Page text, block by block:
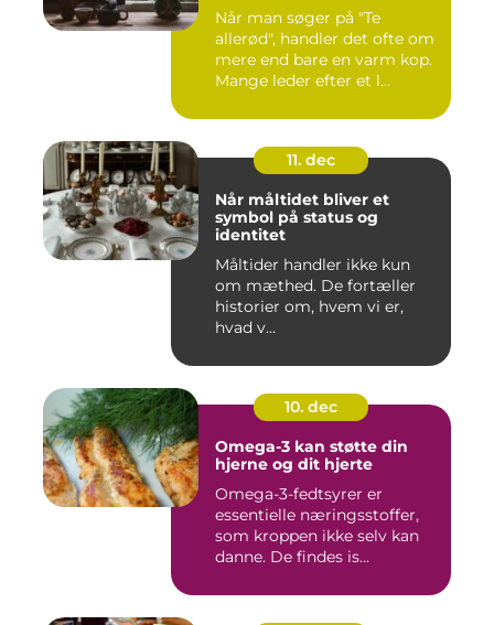
Når man søger på "Te
allerød", handler det ofte om
mere end bare en varm kop.
Mange leder efter et l...
11. dec
Når måltidet bliver et
symbol på status og
identitet
Måltider handler ikke kun
om mæthed. De fortæller
historier om, hvem vi er,
hvad v...
10. dec
Omega-3 kan støtte din
hjerne og dit hjerte
Omega-3-fedtsyrer er
essentielle næringsstoffer,
som kroppen ikke selv kan
danne. De findes is...